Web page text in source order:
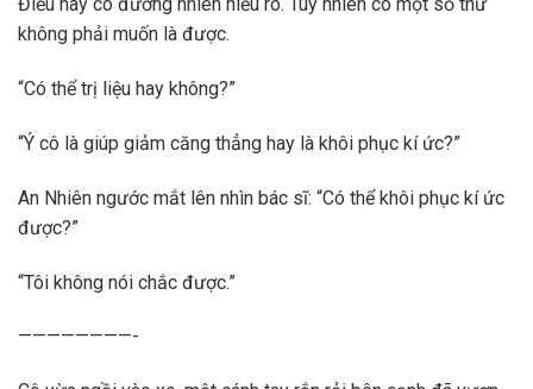
Điều này cô đương nhiên hiểu rõ. Tuy nhiên có một số thứ
không phải muốn là được.
“Có thể trị liệu hay không?”
“Ý cô là giúp giảm căng thẳng hay là khôi phục kí ức?”
An Nhiên ngước mắt lên nhìn bác sĩ: “Có thể khôi phục kí ức
được?”
“Tôi không nói chắc được.”
————————-